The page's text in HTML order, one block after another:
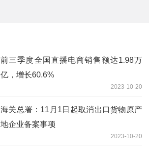
前三季度全国直播电商销售额达1.98万
亿，增长60.6%
2023-10-20
海关总署：11月1日起取消出口货物原产
地企业备案事项
2023-10-20